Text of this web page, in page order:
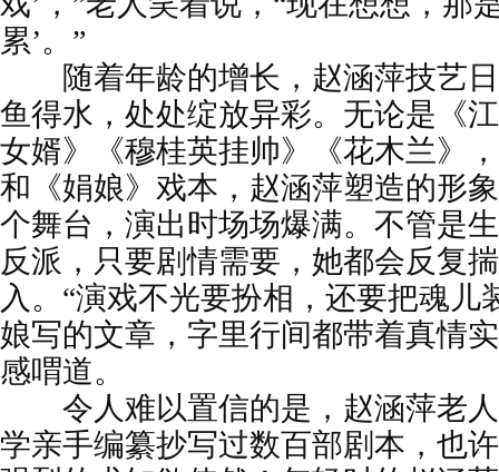
累’。”
随着年龄的增长，赵涵萍技艺日
鱼得水，处处绽放异彩。无论是《
女婿》《穆桂英挂帅》《花木兰》
和《娟娘》戏本，赵涵萍塑造的形
个舞台，演出时场场爆满。不管是
反派，只要剧情需要，她都会反复
入。“演戏不光要扮相，还要把魂儿
娘写的文章，字里行间都带着真情
感喟道。
令人难以置信的是，赵涵萍老人
学亲手编纂抄写过数百部剧本，也